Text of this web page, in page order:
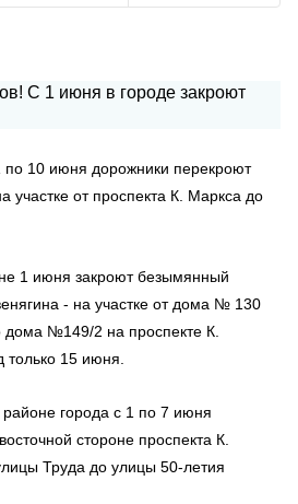
10 июня дорожники перекроют
участке от проспекта К. Маркса до
1 июня закроют безымянный
- на участке от дома № 130
дома №149/2 на проспекте К.
15 июня.
города с 1 по 7 июня
стороне проспекта К.
Труда до улицы 50-летия